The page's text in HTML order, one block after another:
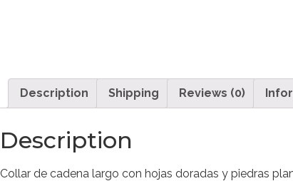
Description Shipping Reviews (0)
Description
Collar de cadena largo con hojas doradas y piedras